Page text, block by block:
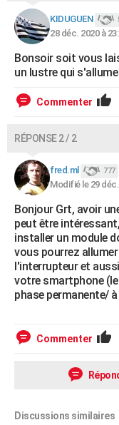
Bricolage
Lifestyle
Culture
Sport
Auto
Television
Voyage
Cinema
KIDUGUEN
28 déc. 2020 à
Bonsoir soit vous
un lustre qui
Commenter
RÉPONSE 2 / 2
fred.ml 777
Modifié le 29
Bonjour Grt, avoir
peut être
installer un module
vous pourrez
l'interrupteur et
votre smartphone
phase permanente/
Commenter
Discussions similaires